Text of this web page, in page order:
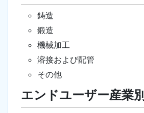
鋳造
鍛造
機械加工
溶接および配管
その他
エンドユーザー産業別